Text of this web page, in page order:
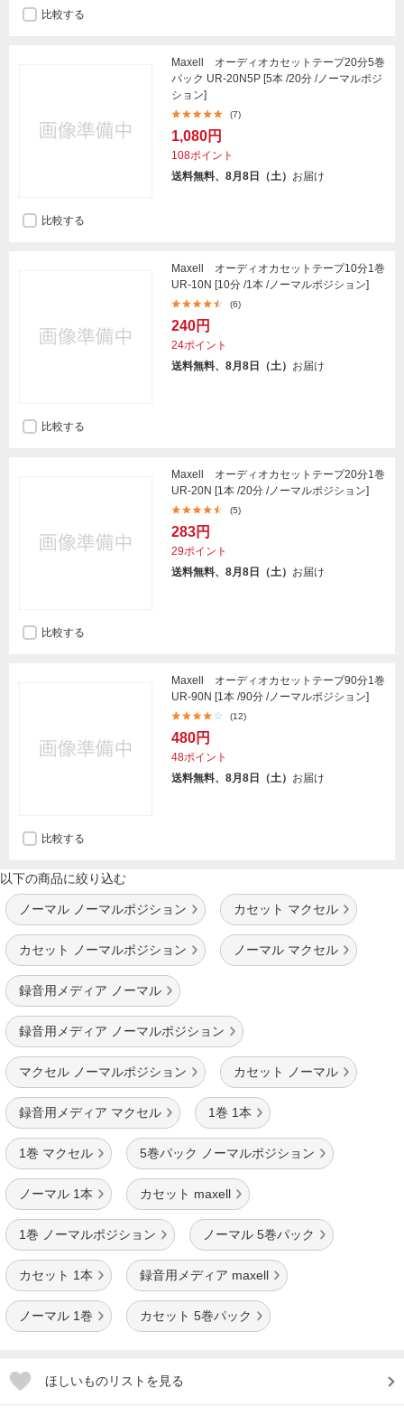
比較する
Maxell オーディオカセットテープ20分5巻
パック UR-20N5P [5本 /20分 /ノーマルポジ
ション]
(7)
1,080円
108ポイント
送料無料、8月8日（土） お届け
比較する
Maxell オーディオカセットテープ10分1巻
UR-10N [10分 /1本 /ノーマルポジション]
(6)
240円
24ポイント
送料無料、8月8日（土） お届け
比較する
Maxell オーディオカセットテープ20分1巻
UR-20N [1本 /20分 /ノーマルポジション]
(5)
283円
29ポイント
送料無料、8月8日（土） お届け
比較する
Maxell オーディオカセットテープ90分1巻
UR-90N [1本 /90分 /ノーマルポジション]
(12)
480円
48ポイント
送料無料、8月8日（土） お届け
比較する
以下の商品に絞り込む
ノーマル ノーマルポジション カセット マクセル
カセット ノーマルポジション ノーマル マクセル
録音用メディア ノーマル
録音用メディア ノーマルポジション
マクセル ノーマルポジション カセット ノーマル
録音用メディア マクセル 1巻 1本
1巻 マクセル 5巻パック ノーマルポジション
ノーマル 1本 カセット maxell
1巻 ノーマルポジション ノーマル 5巻パック
カセット 1本 録音用メディア maxell
ノーマル 1巻 カセット 5巻パック
ほしいものリストを見る